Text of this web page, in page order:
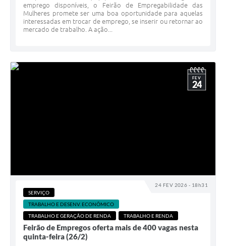
emprego disponíveis, o Feirão de Empregabilidade das
Mulheres promete ser uma boa oportunidade para aquelas
interessadas em trocar de emprego, se inserir ou retornar ao
mercado de trabalho. A ação...
24 FEV 2026 - 18h31
FEV
24
SERVIÇO
TRABALHO E DESENV. ECONÔMICO
TRABALHO E GERAÇÃO DE RENDA
TRABALHO E RENDA
Feirão de Empregos oferta mais de 400 vagas nesta
quinta-feira (26/2)